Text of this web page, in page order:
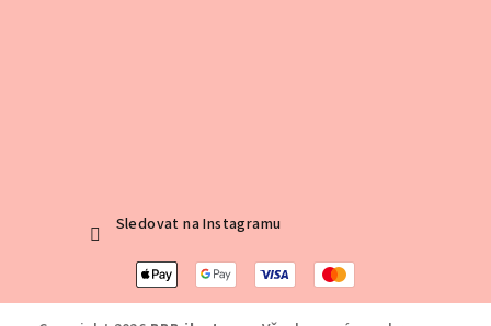
Sledovat na Instagramu